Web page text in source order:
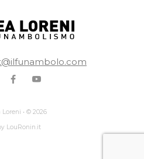
Loreni • © 2026
LouRonin.it